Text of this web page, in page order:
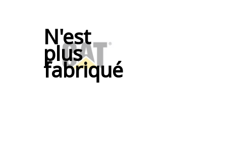
N'est
plus
fabriqué